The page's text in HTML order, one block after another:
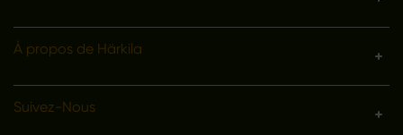
À propos de Härkila
Suivez-Nous